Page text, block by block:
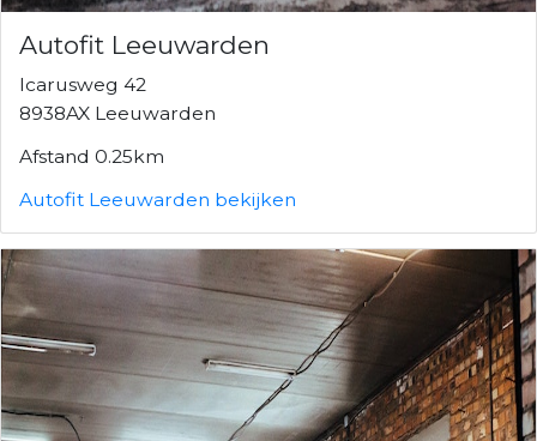
Autofit Leeuwarden
Icarusweg 42
8938AX Leeuwarden
Afstand 0.25km
Autofit Leeuwarden bekijken